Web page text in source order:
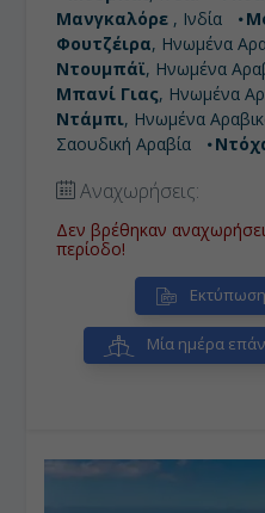
Μανγκαλόρε , Ινδία
Φουτζέιρα, Ηνωμένα
Ντουμπάϊ, Ηνωμένα
Μπανί Γιας, Ηνωμένα
Ντάμπι, Ηνωμένα
Σαουδική Αραβία
Αναχωρήσεις:
Δεν βρέθηκαν
περίοδο!
Μία ημέρα